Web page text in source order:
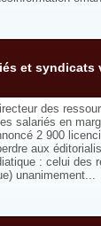
et syndicats
des
salariés en
2 900
aux
: celui des
unanimement...